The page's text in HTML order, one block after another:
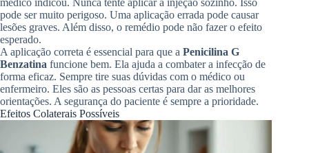
médico indicou. Nunca tente aplicar a injeção sozinho. Isso
pode ser muito perigoso. Uma aplicação errada pode causar
lesões graves. Além disso, o remédio pode não fazer o efeito
esperado.
A aplicação correta é essencial para que a Penicilina G
Benzatina funcione bem. Ela ajuda a combater a infecção de
forma eficaz. Sempre tire suas dúvidas com o médico ou
enfermeiro. Eles são as pessoas certas para dar as melhores
orientações. A segurança do paciente é sempre a prioridade.
Efeitos Colaterais Possíveis